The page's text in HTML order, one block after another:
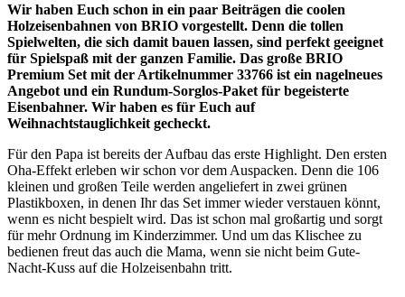
Wir haben Euch schon in ein paar Beiträgen die coolen
Holzeisenbahnen von BRIO vorgestellt. Denn die tollen
Spielwelten, die sich damit bauen lassen, sind perfekt geeignet
für Spielspaß mit der ganzen Familie. Das große BRIO
Premium Set mit der Artikelnummer 33766 ist ein nagelneues
Angebot und ein Rundum-Sorglos-Paket für begeisterte
Eisenbahner. Wir haben es für Euch auf
Weihnachtstauglichkeit gecheckt.
Für den Papa ist bereits der Aufbau das erste Highlight. Den ersten
Oha-Effekt erleben wir schon vor dem Auspacken. Denn die 106
kleinen und großen Teile werden angeliefert in zwei grünen
Plastikboxen, in denen Ihr das Set immer wieder verstauen könnt,
wenn es nicht bespielt wird. Das ist schon mal großartig und sorgt
für mehr Ordnung im Kinderzimmer. Und um das Klischee zu
bedienen freut das auch die Mama, wenn sie nicht beim Gute-
Nacht-Kuss auf die Holzeisenbahn tritt.